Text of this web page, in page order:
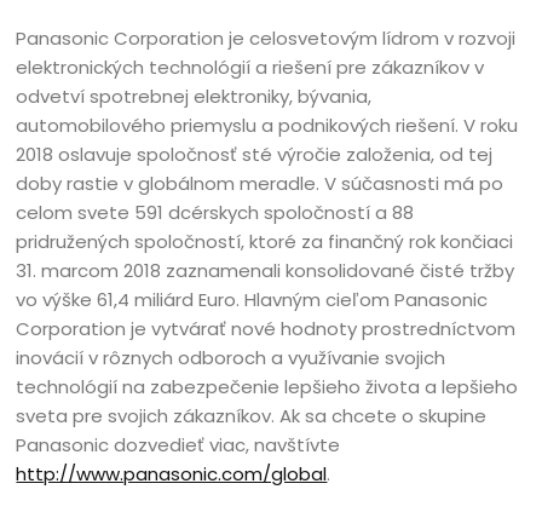
Panasonic Corporation je celosvetovým lídrom v rozvoji
elektronických technológií a riešení pre zákazníkov v
odvetví spotrebnej elektroniky, bývania,
automobilového priemyslu a podnikových riešení. V roku
2018 oslavuje spoločnosť sté výročie založenia, od tej
doby rastie v globálnom meradle. V súčasnosti má po
celom svete 591 dcérskych spoločností a 88
pridružených spoločností, ktoré za finančný rok končiaci
31. marcom 2018 zaznamenali konsolidované čisté tržby
vo výške 61,4 miliárd Euro. Hlavným cieľom Panasonic
Corporation je vytvárať nové hodnoty prostredníctvom
inovácií v rôznych odboroch a využívanie svojich
technológií na zabezpečenie lepšieho života a lepšieho
sveta pre svojich zákazníkov. Ak sa chcete o skupine
Panasonic dozvedieť viac, navštívte
http://www.panasonic.com/global.